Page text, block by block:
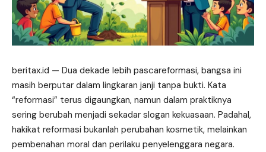
beritax.id — Dua dekade lebih pascareformasi, bangsa ini
masih berputar dalam lingkaran janji tanpa bukti. Kata
“reformasi” terus digaungkan, namun dalam praktiknya
sering berubah menjadi sekadar slogan kekuasaan. Padahal,
hakikat reformasi bukanlah perubahan kosmetik, melainkan
pembenahan moral dan perilaku penyelenggara negara.